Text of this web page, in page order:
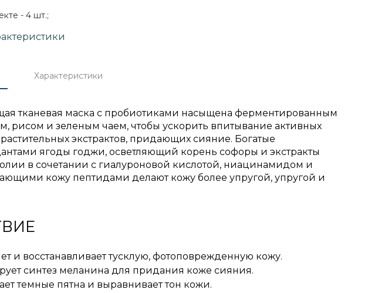
- 4 шт.;
Характеристики
тканевая маска с пробиотиками насыщена ферментированным
рисом и зеленым чаем, чтобы ускорить впитывание активных
экстрактов, придающих сияние. Богатые
ягоды годжи, осветляющий корень софоры и экстракты
в сочетании с гиалуроновой кислотой, ниацинамидом и
кожу пептидами делают кожу более упругой, упругой и
и восстанавливает тусклую, фотоповрежденную кожу.
синтез меланина для придания коже сияния.
темные пятна и выравнивает тон кожи.